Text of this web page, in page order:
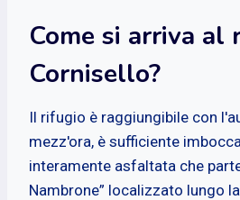
Come si arriva al
Cornisello?
Il rifugio è raggiungibile con
mezz'ora, è sufficiente
interamente asfaltata che
Nambrone” localizzato lungo